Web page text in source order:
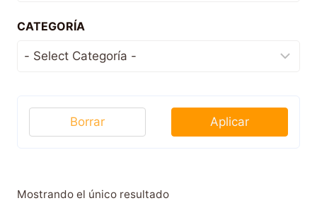
Mostrando el único resultado
CATEGORÍA
Aplicar
Borrar